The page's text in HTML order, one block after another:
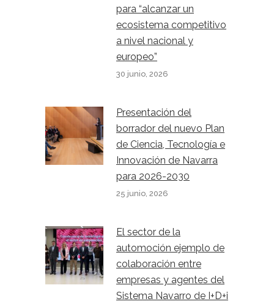
para “alcanzar un
ecosistema competitivo
a nivel nacional y
europeo”
30 junio, 2026
Presentación del
borrador del nuevo Plan
de Ciencia, Tecnología e
Innovación de Navarra
para 2026-2030
25 junio, 2026
El sector de la
automoción ejemplo de
colaboración entre
empresas y agentes del
Sistema Navarro de I+D+i